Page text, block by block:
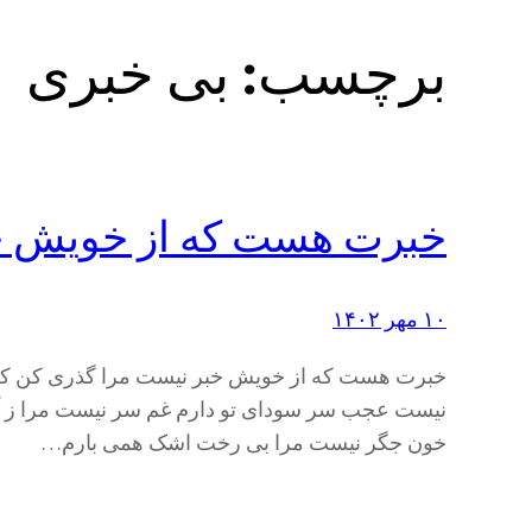
برچسب: بی خبری
خبرت هست که از خویش
۱۰ مهر ۱۴۰۲
خبرت هست که از خویش خبر نیست مرا گذری کن
نیست عجب سر سودای تو دارم غم سر نیست مرا ز
خون جگر نیست مرا بی رخت اشک همی بارم…